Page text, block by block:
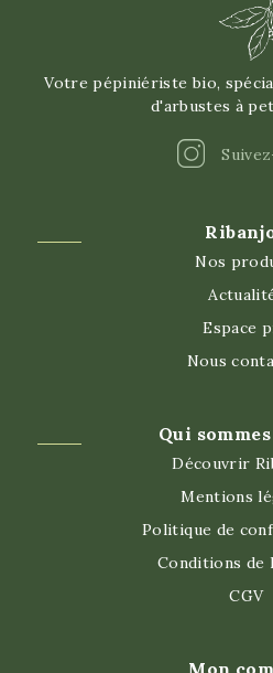
Votre pépiniériste bio,
d'arbustes à
Instagram
Nos
Espace
Nous
Qui
Découvrir
Mentions
Politique de
Conditions de
CGV
Mon